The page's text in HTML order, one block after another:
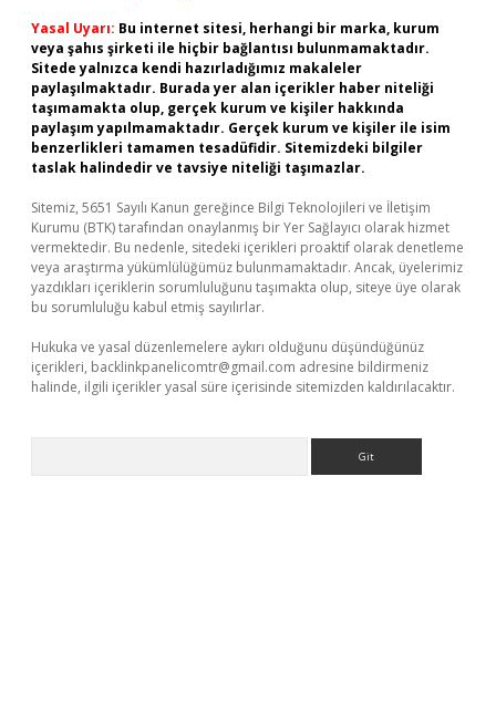
Yasal Uyarı: Bu internet sitesi, herhangi bir marka, kurum
veya şahıs şirketi ile hiçbir bağlantısı bulunmamaktadır.
Sitede yalnızca kendi hazırladığımız makaleler
paylaşılmaktadır. Burada yer alan içerikler haber niteliği
taşımamakta olup, gerçek kurum ve kişiler hakkında
paylaşım yapılmamaktadır. Gerçek kurum ve kişiler ile isim
benzerlikleri tamamen tesadüfidir. Sitemizdeki bilgiler
taslak halindedir ve tavsiye niteliği taşımazlar.
Sitemiz, 5651 Sayılı Kanun gereğince Bilgi Teknolojileri ve İletişim
Kurumu (BTK) tarafından onaylanmış bir Yer Sağlayıcı olarak hizmet
vermektedir. Bu nedenle, sitedeki içerikleri proaktif olarak denetleme
veya araştırma yükümlülüğümüz bulunmamaktadır. Ancak, üyelerimiz
yazdıkları içeriklerin sorumluluğunu taşımakta olup, siteye üye olarak
bu sorumluluğu kabul etmiş sayılırlar.
Hukuka ve yasal düzenlemelere aykırı olduğunu düşündüğünüz
içerikleri, backlinkpanelicomtr@gmail.com adresine bildirmeniz
halinde, ilgili içerikler yasal süre içerisinde sitemizden kaldırılacaktır.